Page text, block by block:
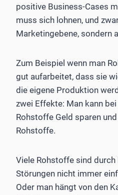
positive Business-Cases
muss sich lohnen, und
Marketingebene, sondern
Zum Beispiel wenn man
gut aufarbeitet, dass sie
die eigene Produktion­
zwei Effekte: Man kann
Rohstoffe Geld sparen
Rohstoffe.
Viele Rohstoffe sind
Störungen nicht immer
Oder man hängt von den